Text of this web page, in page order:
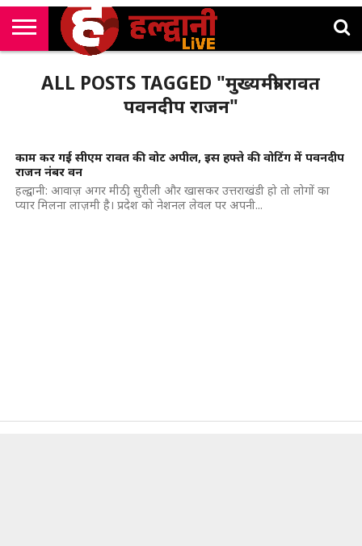
राष्ट्रीय
एम
कॉर्नर
न्यूज़
अलर्ट्स
ALL POSTS TAGGED "मुख्यमंत्री रावत
पवनदीप राजन"
काम कर गई सीएम रावत की वोट अपील, इस हफ्ते की वोटिंग में पवनदीप
राजन नंबर वन
हल्द्वानी: आवाज़ अगर मीठी, सुरीली और खासकर उत्तराखंडी हो तो लोगों का
प्यार मिलना लाज़मी है। प्रदेश को नेशनल लेवल पर अपनी...